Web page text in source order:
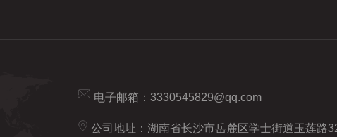
电子邮箱： 3330545829@qq.com
公司地址：湖南省长沙市岳麓区学士街道玉莲路